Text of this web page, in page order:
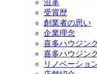
沿革
受賞歴
創業者の思い
企業理念
喜多ハウジン
喜多ハウジン
リノベーショ